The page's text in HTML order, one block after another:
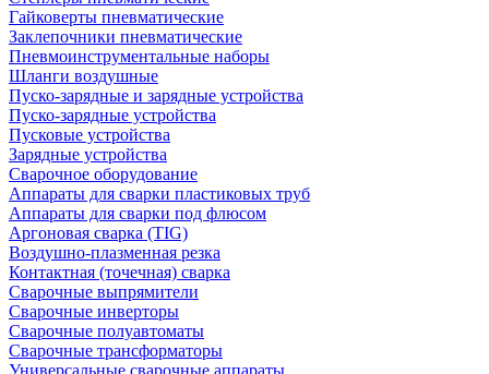
Гайковерты пневматические
Заклепочники пневматические
Пневмоинструментальные наборы
Шланги воздушные
Пуско-зарядные и зарядные устройства
Пуско-зарядные устройства
Пусковые устройства
Зарядные устройства
Сварочное оборудование
Аппараты для сварки пластиковых труб
Аппараты для сварки под флюсом
Аргоновая сварка (TIG)
Воздушно-плазменная резка
Контактная (точечная) сварка
Сварочные выпрямители
Сварочные инверторы
Сварочные полуавтоматы
Сварочные трансформаторы
Универсальные сварочные аппараты